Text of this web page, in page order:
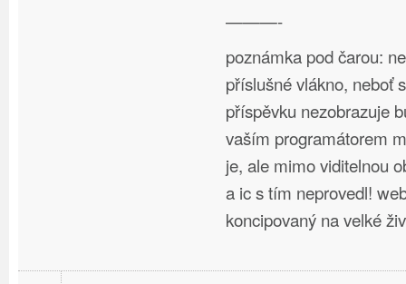
———-
poznámka pod čarou:
příslušné vlákno, neboť
příspěvku nezobrazuje
vaším programátorem
je, ale mimo viditelnou
a ic s tím neprovedl!
koncipovaný na velké